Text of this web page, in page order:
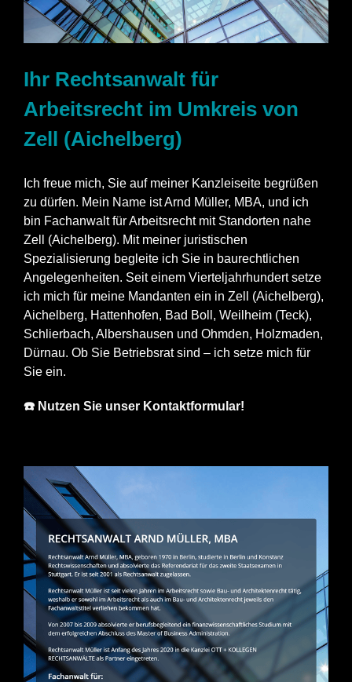
Ihr Rechtsanwalt für
Arbeitsrecht im Umkreis von
Zell (Aichelberg)
Ich freue mich, Sie auf meiner Kanzleiseite begrüßen
zu dürfen. Mein Name ist Arnd Müller, MBA, und ich
bin Fachanwalt für Arbeitsrecht mit Standorten nahe
Zell (Aichelberg). Mit meiner juristischen
Spezialisierung begleite ich Sie in baurechtlichen
Angelegenheiten. Seit einem Vierteljahrhundert setze
ich mich für meine Mandanten ein in Zell (Aichelberg),
Aichelberg, Hattenhofen, Bad Boll, Weilheim (Teck),
Schlierbach, Albershausen und Ohmden, Holzmaden,
Dürnau. Ob Sie Betriebsrat sind – ich setze mich für
Sie ein.
☎️ Nutzen Sie unser Kontaktformular!